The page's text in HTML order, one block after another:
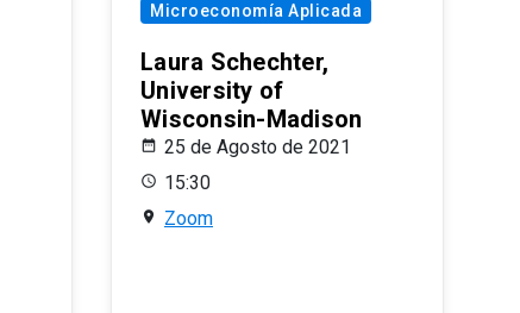
Microeconomía Aplicada
Laura Schechter,
University of
Wisconsin-Madison
25 de Agosto de 2021
15:30
Zoom